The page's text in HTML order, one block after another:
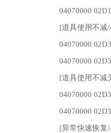
04070000
[道具使用不减//
04070000
04070000
[道具使用不减关
04070000
04070000
[异常快速恢复//